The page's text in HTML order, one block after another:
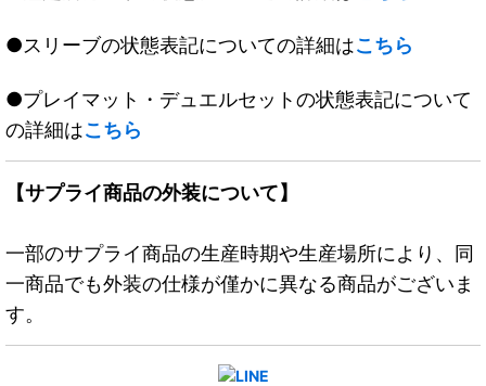
●スリーブの状態表記についての詳細はこちら
●プレイマット・デュエルセットの状態表記について
の詳細はこちら
【サプライ商品の外装について】
一部のサプライ商品の生産時期や生産場所により、同
一商品でも外装の仕様が僅かに異なる商品がございま
す。